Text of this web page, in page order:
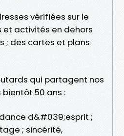
vérifiées sur le
et activités en dehors
; des cartes et plans
qui partagent nos
50 ans :
d&#039;esprit ;
; sincérité,